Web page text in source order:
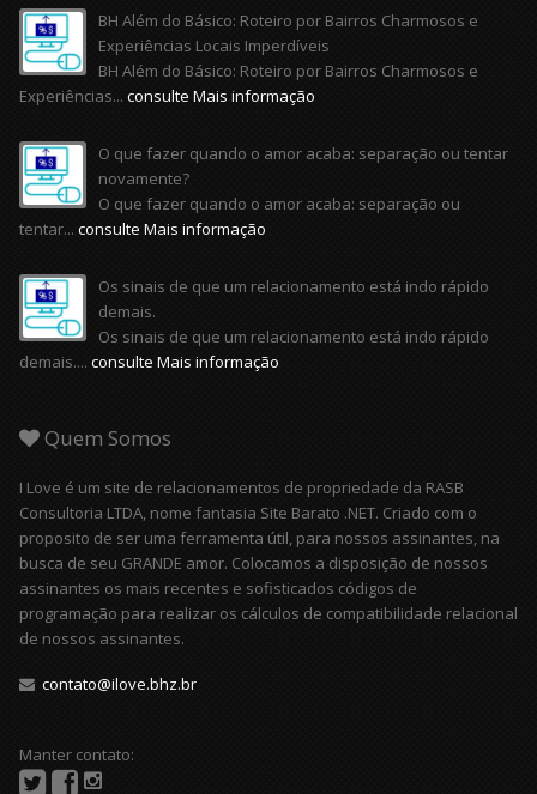
BH Além do Básico: Roteiro por Bairros Charmosos e
Experiências Locais Imperdíveis
BH Além do Básico: Roteiro por Bairros Charmosos e
Experiências... consulte Mais informação
O que fazer quando o amor acaba: separação ou tentar
novamente?
O que fazer quando o amor acaba: separação ou
tentar... consulte Mais informação
Os sinais de que um relacionamento está indo rápido
demais.
Os sinais de que um relacionamento está indo rápido
demais.... consulte Mais informação
Quem Somos
I Love é um site de relacionamentos de propriedade da RASB
Consultoria LTDA, nome fantasia Site Barato .NET. Criado com o
proposito de ser uma ferramenta útil, para nossos assinantes, na
busca de seu GRANDE amor. Colocamos a disposição de nossos
assinantes os mais recentes e sofisticados códigos de
programação para realizar os cálculos de compatibilidade relacional
de nossos assinantes.
contato@ilove.bhz.br
Manter contato: